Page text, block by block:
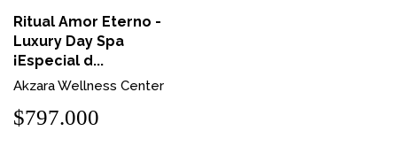
Ritual Amor Eterno -
Luxury Day Spa
¡Especial d...
Akzara Wellness Center
$797.000